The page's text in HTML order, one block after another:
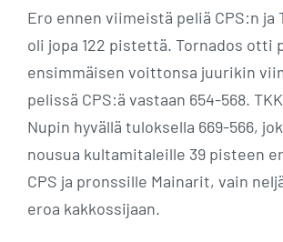
Ero ennen viimeistä peliä CPS:n ja
oli jopa 122 pistettä. Tornados otti
ensimmäisen voittonsa juurikin
pelissä CPS:ä vastaan 654-568.
Nupin hyvällä tuloksella 669-566,
nousua kultamitaleille 39 pisteen
CPS ja pronssille Mainarit, vain
eroa kakkossijaan.